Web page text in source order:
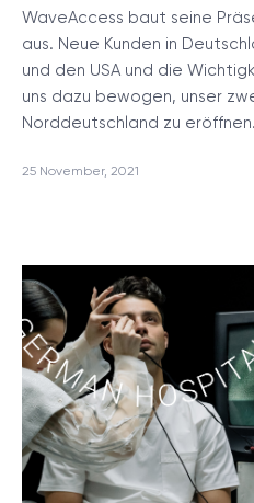
WaveAccess baut seine
aus. Neue Kunden in
und den USA und die
uns dazu bewogen, unser
Norddeutschland zu eröffnen.
25 November, 2021